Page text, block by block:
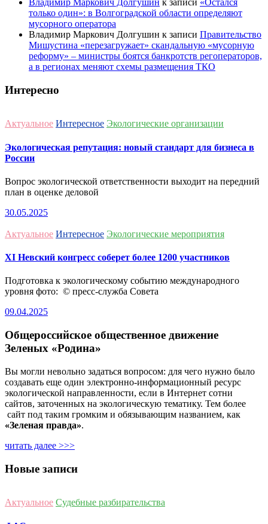
Владимир Маркович Долгушин к записи «Остался
только один»: в Волгоградской области определяют
мусорного оператора
Владимир Маркович Долгушин к записи Правительство
Мишустина «перезагружает» скандальную «мусорную
реформу» – министры боятся банкротств регоператоров,
а в регионах меняют схемы размещения ТКО
Интересно
Актуальное Интересное Экологические организации
Экологическая репутация: новый стандарт для бизнеса в
России
Вопрос экологической ответственности выходит на передний
план в оценке деловой
30.05.2025
Актуальное Интересное Экологические мероприятия
ХI Невский конгресс соберет более 1200 участников
Подготовка к экологическому событию международного
уровня фото: © пресс-служба Совета
09.04.2025
Общероссийское общественное движение
Зеленых «Родина»
Вы могли невольно задаться вопросом: для чего нужно было
создавать еще один электронно-информационный ресурс
экологической направленности, если в Интернет сотни
сайтов, заточенных на экологическую тематику. Тем более
сайт под таким громким и обязывающим названием, как
«Зеленая правда».
читать далее >>>
Новые записи
Актуальное Судебные разбирательства